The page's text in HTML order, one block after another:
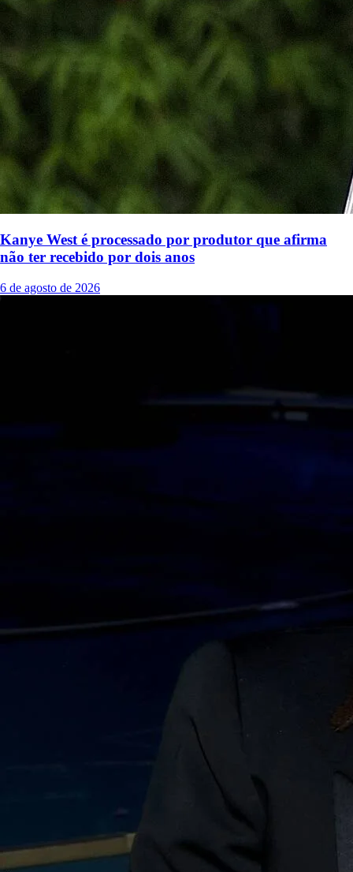
Kanye West é processado por produtor que afirma
não ter recebido por dois anos
6 de agosto de 2026